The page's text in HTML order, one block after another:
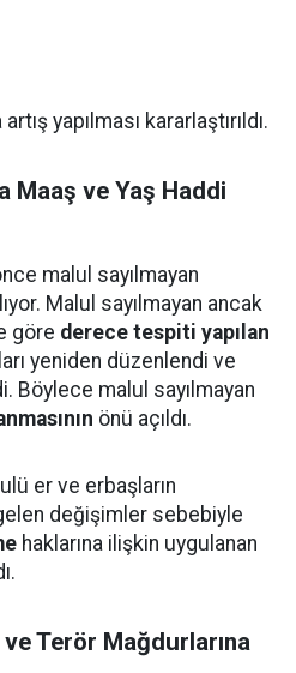
yapılması kararlaştırıldı.
Maaş ve Yaş Haddi
malul sayılmayan
Malul sayılmayan ancak
göre derece tespiti yapılan
yeniden düzenlendi ve
Böylece malul sayılmayan
önü açıldı.
er ve erbaşların
değişimler sebebiyle
haklarına ilişkin uygulanan
Terör Mağdurlarına